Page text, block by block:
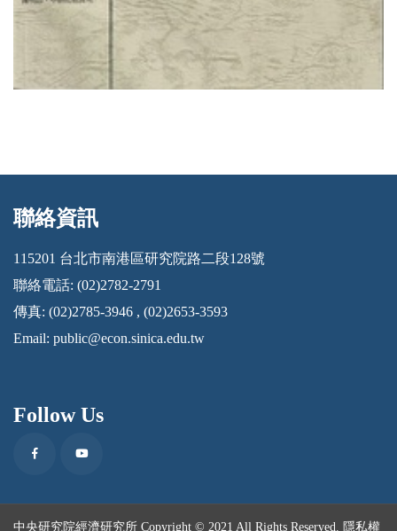
:::
聯絡資訊
115201 台北市南港區研究院路二段128號
聯絡電話: (02)2782-2791
傳真: (02)2785-3946 , (02)2653-3593
Email: public@econ.sinica.edu.tw
Follow Us
FacebookYoutube
中央研究院經濟研究所 Copyright © 2021 All Rights Reserved. 隱私權